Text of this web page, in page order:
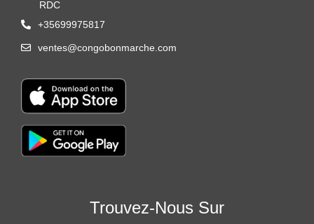
RDC
+35699975817
ventes@congobonmarche.com
Trouvez-Nous Sur